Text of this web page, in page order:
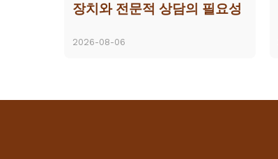
장치와 전문적 상담의 필요성
2026-08-06